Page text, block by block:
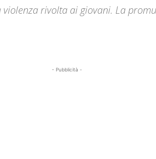
rivolta ai giovani. La
- Pubblicità -